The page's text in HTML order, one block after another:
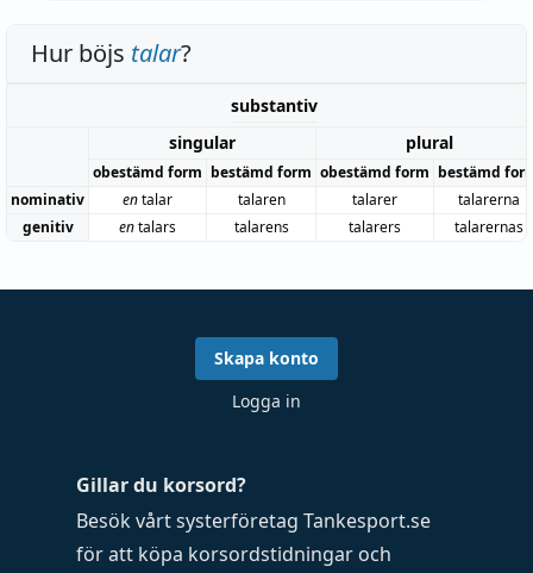
Hur böjs talar?
substantiv
singular
plural
obestämd form bestämd form obestämd form bestämd
nominativ
entalar talaren talarer
talarerna
genitiv
entalars talarens talarers talarernas
Gillar du korsord?
Besök vårt systerföretag Tankesport.se
för att köpa korsordstidningar och
Skapa konto
Logga in